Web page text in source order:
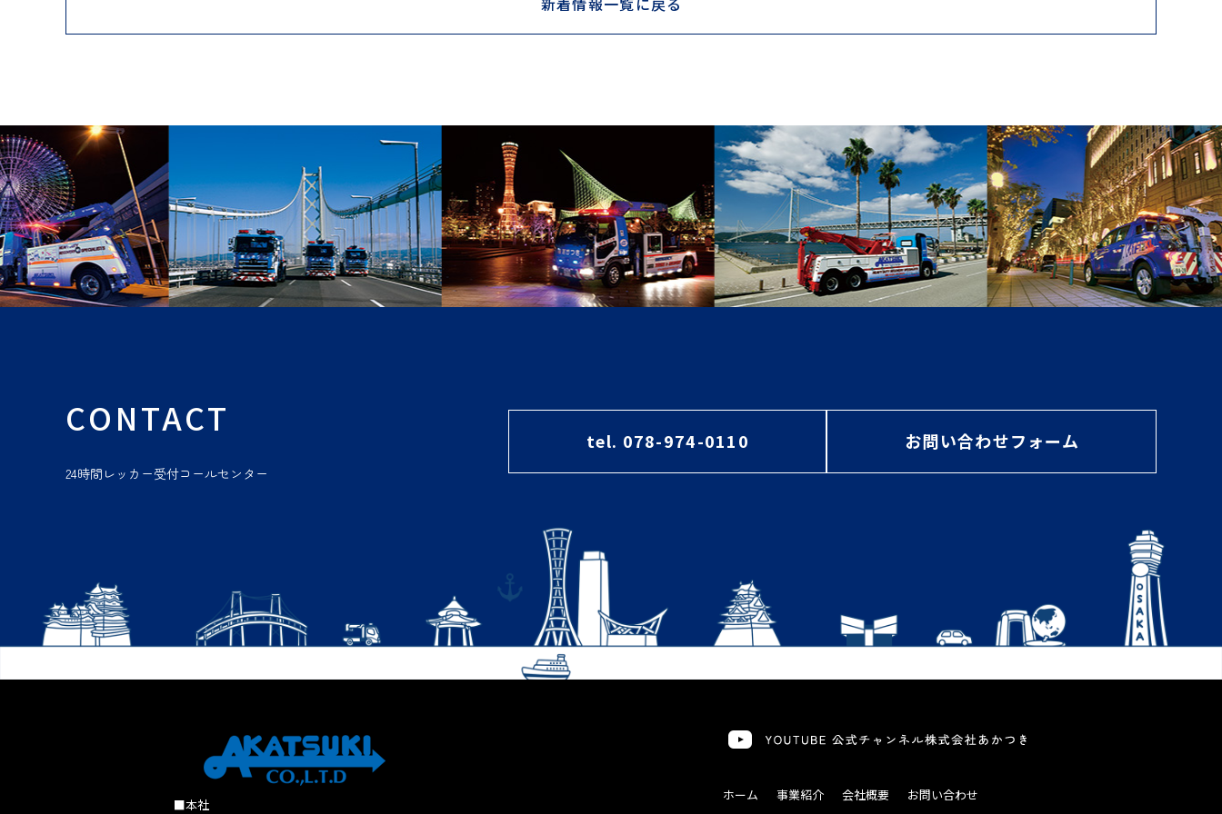
CONTACT
24時間レッカー受付コールセンター
tel. 078-974-0110 お問い合わせフォーム
■本社
ホーム 事業紹介 会社概要 お問い合わせ